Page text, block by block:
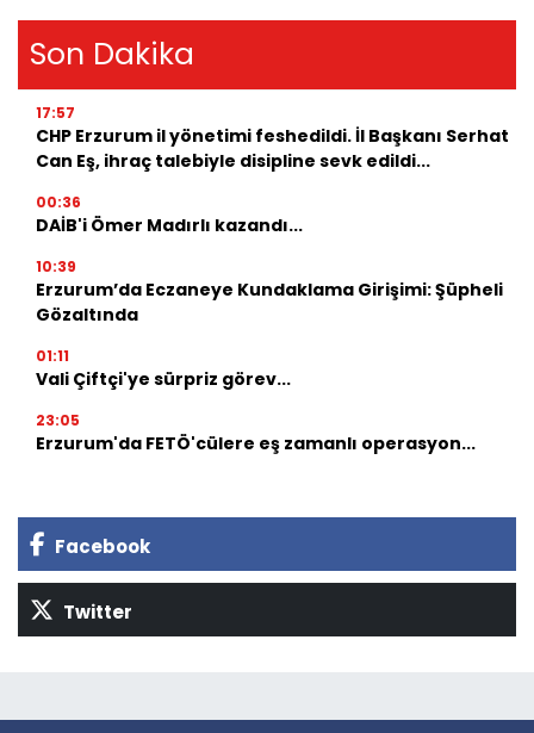
Son Dakika
17:57
CHP Erzurum il yönetimi feshedildi. İl Başkanı Serhat
Can Eş, ihraç talebiyle disipline sevk edildi...
00:36
DAİB'i Ömer Madırlı kazandı...
10:39
Erzurum’da Eczaneye Kundaklama Girişimi: Şüpheli
Gözaltında
01:11
Vali Çiftçi'ye sürpriz görev...
23:05
Erzurum'da FETÖ'cülere eş zamanlı operasyon...
Facebook
Twitter